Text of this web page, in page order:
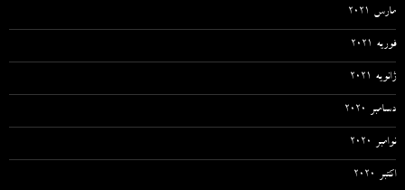
مارس 2021
فوریه 2021
ژانویه 2021
دسامبر 2020
نوامبر 2020
اکتبر 2020